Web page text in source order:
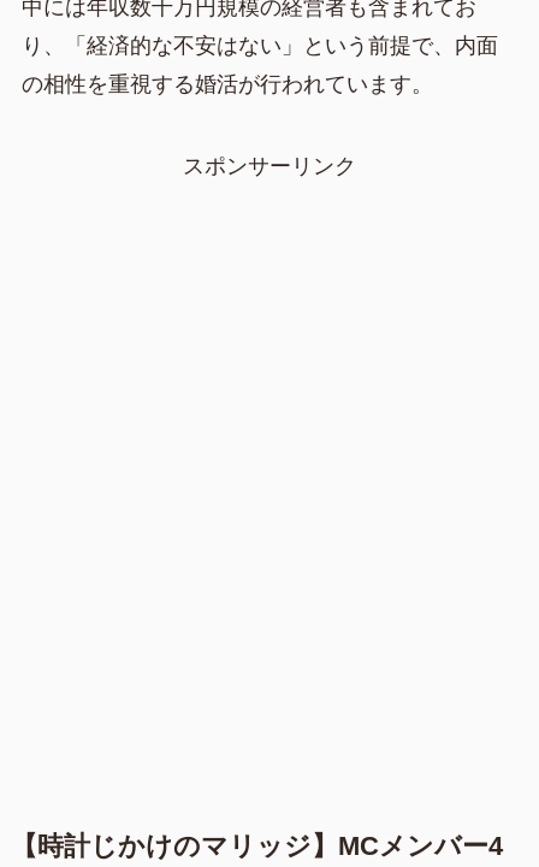
中には年収数千万円規模の経営者も含まれてお
り、「経済的な不安はない」という前提で、内面
の相性を重視する婚活が行われています。
スポンサーリンク
【時計じかけのマリッジ】MCメンバー4